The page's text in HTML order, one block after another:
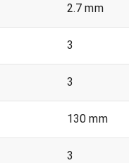
2.7 mm
3
3
130 mm
3